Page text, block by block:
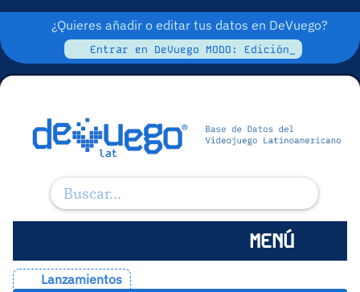
¿Quieres añadir o editar tus datos en DeVuego?
Entrar en DeVuego MODO: Edición_
MENÚ
Lanzamientos